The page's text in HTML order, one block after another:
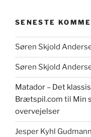
SENESTE
Søren Skjold
Søren Skjold
Matador – Det
Brætspil.com til Min
overvejelser
Jesper Kyhl Gudmann